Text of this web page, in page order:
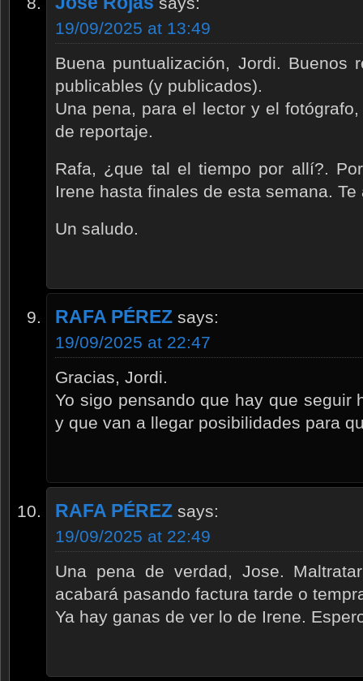
19/09/2025 at 13:49
Buena puntualización, Jordi. Buenos
publicables (y publicados).
Una pena, para el lector y el
de reportaje.
Rafa, ¿que tal el tiempo por allí?.
Irene hasta finales de esta semana.
Un saludo.
RAFA PÉREZ says:
19/09/2025 at 22:47
Gracias, Jordi.
Yo sigo pensando que hay que seguir
y que van a llegar posibilidades para
RAFA PÉREZ says:
19/09/2025 at 22:49
Una pena de verdad, Jose.
acabará pasando factura tarde o
Ya hay ganas de ver lo de Irene.